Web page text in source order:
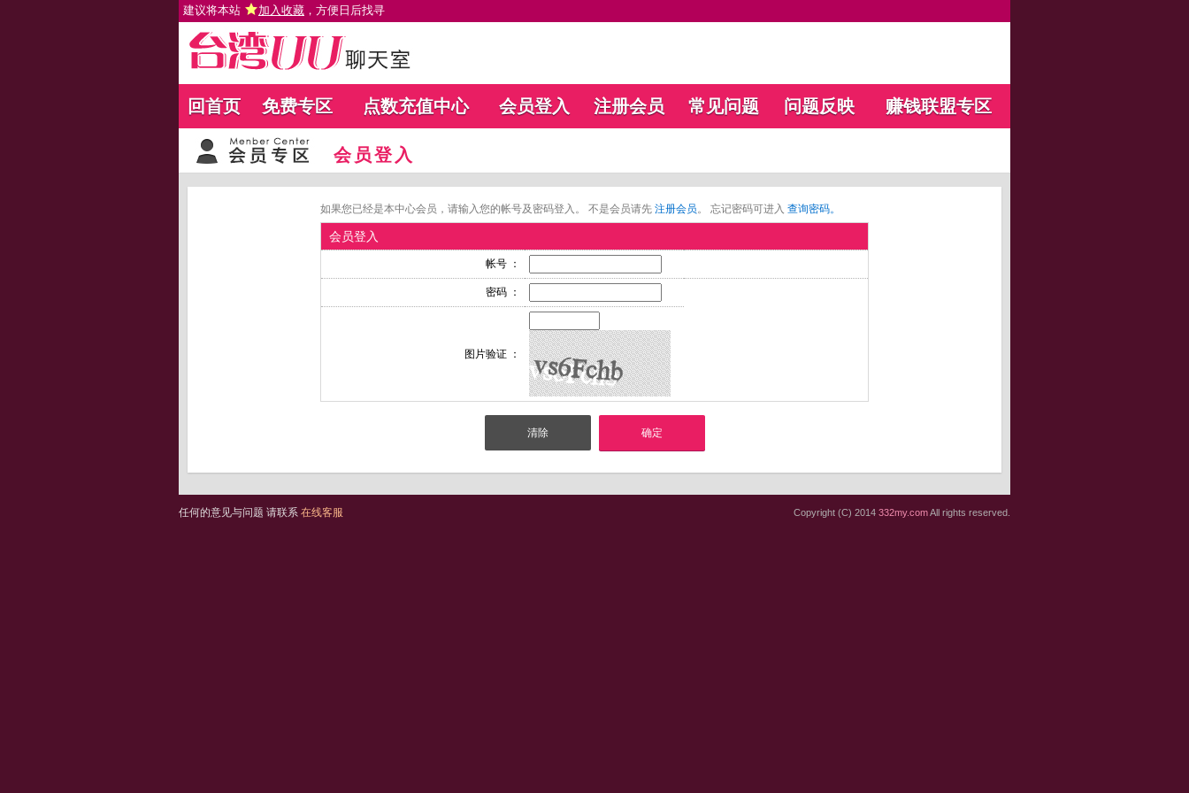
建议将本站 加入收藏 ，方便日后找寻
回首页 免费专区 点数充值中心 会员登入 注册会员 常见问题 问题反映 赚钱联盟专区
会员登入
如果您已经是本中心会员，请输入您的帐号及密码登入。 不是会员请先 注册会员。 忘记密码可进入 查询密码。
会员登入
帐号 ：
密码 ：
图片验证 ：
任何的意见与问题 请联系 在线客服 Copyright (C) 2014 332my.comAll rights reserved.